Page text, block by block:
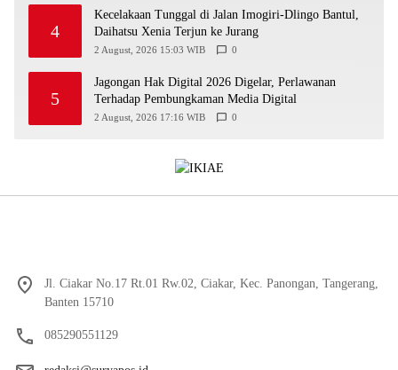
4
Kecelakaan Tunggal di Jalan Imogiri-Dlingo Bantul,
Daihatsu Xenia Terjun ke Jurang
2 August, 2026 15:03 WIB 0
5
Jagongan Hak Digital 2026 Digelar, Perlawanan
Terhadap Pembungkaman Media Digital
2 August, 2026 17:16 WIB 0
Jl. Ciakar No.17 Rt.01 Rw.02, Ciakar, Kec. Panongan, Tangerang,
Banten 15710
085290551129